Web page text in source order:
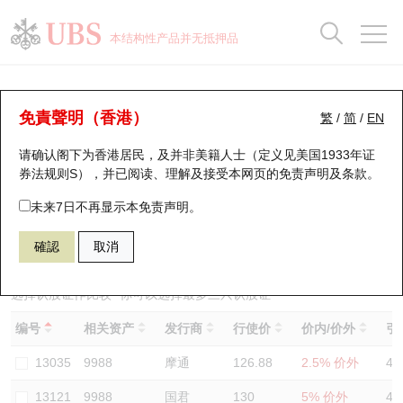
本结构性产品并无抵押品
繁 / 简 / EN
免責聲明（香港）
请确认阁下为香港居民，及并非美籍人士（定义见美国1933年证
券法规则S），并已阅读、理解及接受本网页的免责声明及条款。
未来7日不再显示本免责声明。
確認 取消
认股证分析仪
表现 街货统计 比较
14487 摩利认购 9988 阿里巴巴
选择认股证作比较*你可以选择最多三只认股证
编号 相关资产 发行商 行使价 价内/价外 引
13035 9988 摩通 126.88 2.5% 价外
13121 9988 国君 130 5% 价外
瑞银认股证一览
新发行瑞银认股证
即将到期认股证
认股证到期结算价查找
认股证分析仪
认股证速算机
街货统计
比较
牛熊全景快搜
牛熊证搜寻
牛熊证街货分布图
正股牛熊证列表
新发行瑞银牛熊证
已收回牛熊证剩余价值
街货统计
比较
十大升幅/跌幅
十大认股证成交分布
十天股证占大市成交
资金流
街货统计
三十大平均引伸波幅
正股分析仪
二十大活跃股份
恒指成份股
国指成份股
科指成份股
相关资产沽空
持股比重
显示所有持股比重
每月轮证大市专题
轮证专栏
讲座及教育短片
认股证投资者教育
牛熊证投资者教育
认股证牛熊证常问问题